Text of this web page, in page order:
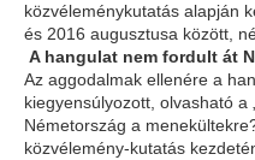
közvéleménykutatás alapján
és 2016 augusztusa között,
A hangulat nem fordult át
Az aggodalmak ellenére a
kiegyensúlyozott, olvasható
Németország a
közvélemény-kutatás